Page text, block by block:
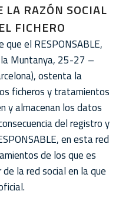
RAZÓN SOCIAL
FICHERO
el RESPONSABLE,
la Muntanya, 25-27 –
ostenta la
ficheros y tratamientos
y almacenan los datos
del registro y
en esta red
de los que es
la red social en la que